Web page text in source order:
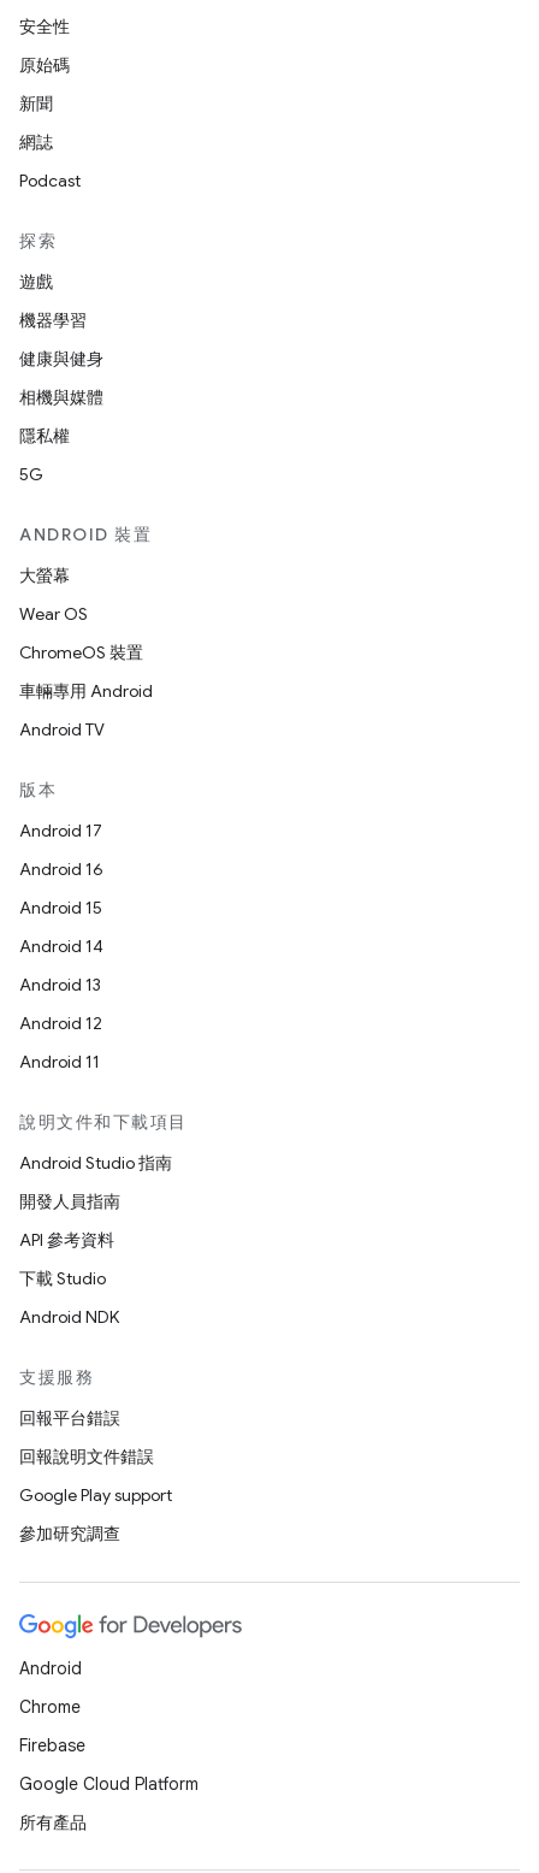
安全性
原始碼
新聞
網誌
Podcast
探索
遊戲
機器學習
健康與健身
相機與媒體
隱私權
5G
ANDROID 裝置
大螢幕
Wear OS
ChromeOS 裝置
車輛專用 Android
Android TV
版本
Android 17
Android 16
Android 15
Android 14
Android 13
Android 12
Android 11
說明文件和下載項目
Android Studio 指南
開發人員指南
API 參考資料
下載 Studio
Android NDK
支援服務
回報平台錯誤
回報說明文件錯誤
Google Play support
參加研究調查
Android
Chrome
Firebase
Google Cloud Platform
所有產品